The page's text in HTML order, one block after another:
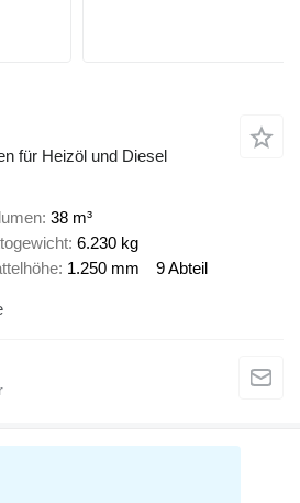
für Heizöl und Diesel
38 m³
6.230 kg
1.250 mm 9 Abteil